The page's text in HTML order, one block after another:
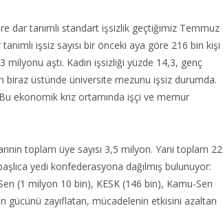
dar tanımlı standart işsizlik geçtiğimiz Temmuz
işsiz sayısı bir önceki aya göre 216 bin kişi
milyonu aştı. Kadın işsizliği yüzde 14,3, genç
biraz üstünde üniversite mezunu işsiz durumda.
ekonomik kriz ortamında işçi ve memur
toplam üye sayısı 3,5 milyon. Yani toplam 22
yedi konfederasyona dağılmış bulunuyor:
(1 milyon 10 bin), KESK (146 bin), Kamu-Sen
gücünü zayıflatan, mücadelenin etkisini azaltan